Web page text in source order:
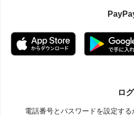
ロ
電話番号とパスワードを設定する